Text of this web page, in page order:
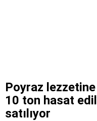
Poyraz
10 ton hasat
satılıyor